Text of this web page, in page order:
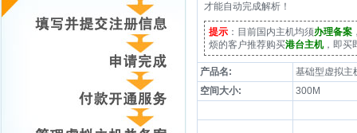
才能自动完成解析！
提示 ：目前国内主机均须办理备案
烦的客户推荐购买港台主机，即买
产品名:
基础型虚拟主
空间大小:
300M